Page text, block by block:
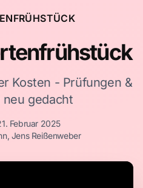
Kosten - Prüfungen &
gedacht
Februar 2025
Jens Reißenweber